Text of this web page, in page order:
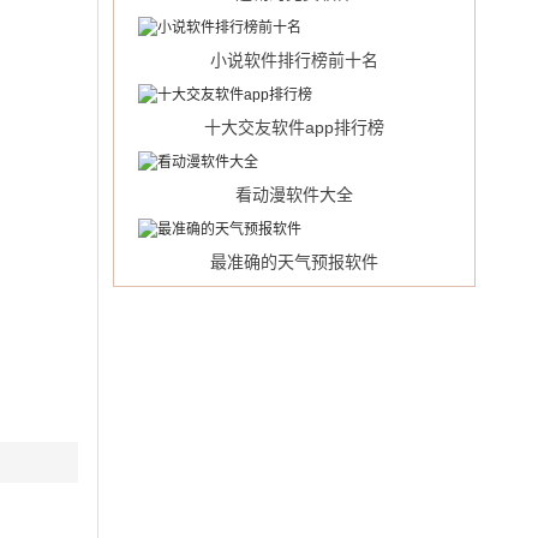
小说软件排行榜前十名
十大交友软件app排行榜
看动漫软件大全
最准确的天气预报软件